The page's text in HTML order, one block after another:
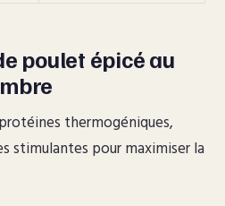
poulet épicé au
thermogéniques,
stimulantes pour maximiser la